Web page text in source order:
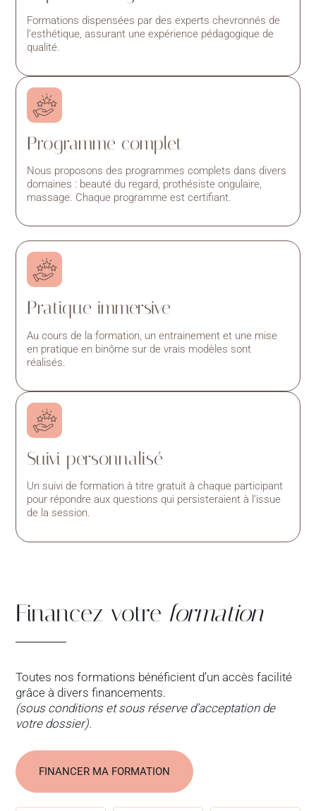
Formations dispensées par des experts chevronnés de
l’esthétique, assurant une expérience pédagogique de
qualité.
Programme complet
Nous proposons des programmes complets dans divers
domaines : beauté du regard, prothésiste ongulaire,
massage. Chaque programme est certifiant.
Pratique immersive
Au cours de la formation, un entrainement et une mise
en pratique en binôme sur de vrais modèles sont
réalisés.
Suivi personnalisé
Un suivi de formation à titre gratuit à chaque participant
pour répondre aux questions qui persisteraient à l’issue
de la session.
Financez votre formation
Toutes nos formations bénéficient d’un accès facilité
grâce à divers financements.
(sous conditions et sous réserve d’acceptation de
votre dossier).
FINANCER MA FORMATION